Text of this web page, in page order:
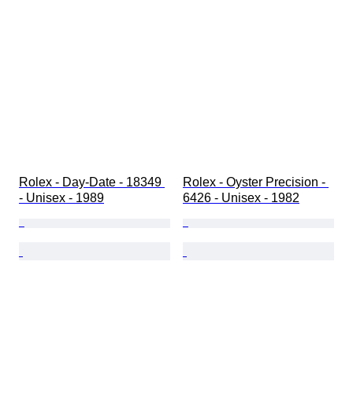
Rolex - Day-Date - 18349
- Unisex - 1989
Rolex - Oyster Precision -
6426 - Unisex - 1982